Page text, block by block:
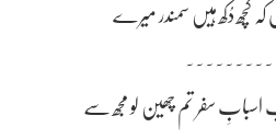
کہ کچھ دُکھ ہیں سمندر میرے
~~~~~~~~~
سفر تم چھین لو مجھ سے